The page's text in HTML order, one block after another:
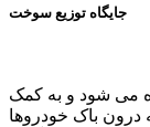
جایگاه توزیع سوخت
می شود و به کمک
درون باک خودروها